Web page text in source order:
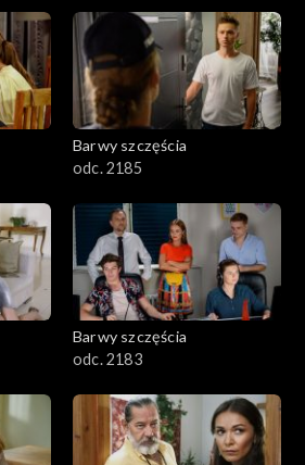
Barwy szczęścia
odc. 2185
Barwy szczęścia
odc. 2183